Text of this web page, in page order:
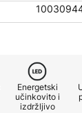
Energetski
učinkovito i
izdržljivo